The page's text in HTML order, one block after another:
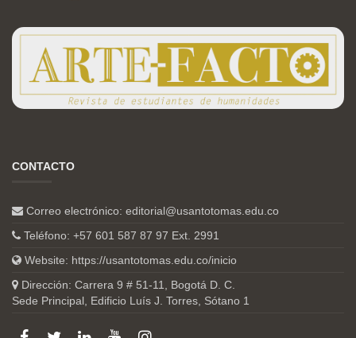
CONTACTO
Correo electrónico: editorial@usantotomas.edu.co
Teléfono: +57 601 587 87 97 Ext. 2991
Website: https://usantotomas.edu.co/inicio
Dirección: Carrera 9 # 51-11, Bogotá D. C.
Sede Principal, Edificio Luís J. Torres, Sótano 1